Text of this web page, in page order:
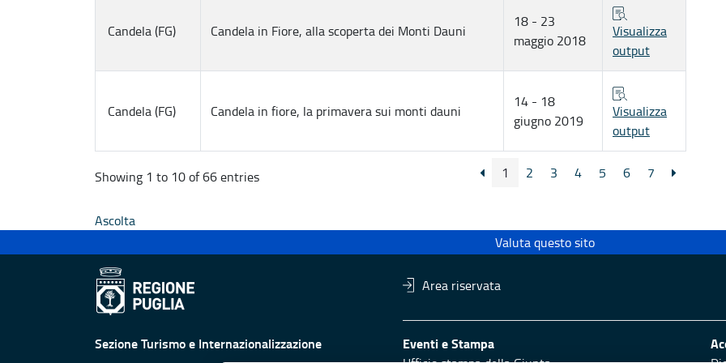
Candela (FG) Candela in Fiore, alla scoperta dei Monti Dauni
18 - 23
maggio 2018
Visualizza
output
Candela (FG) Candela in fiore, la primavera sui monti dauni
14 - 18
giugno 2019
Visualizza
output
Showing 1 to 10 of 66 entries 1 2 3 4 5 6 7
Ascolta
Valuta questo sito
Area riservata
Sezione Turismo e Internazionalizzazione Eventi e Stampa